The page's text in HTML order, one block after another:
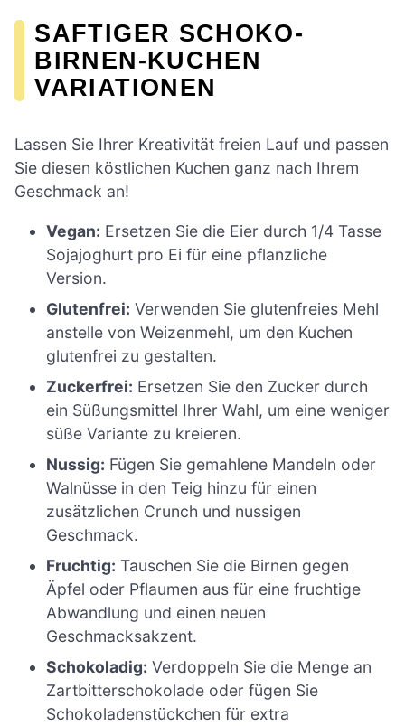
SAFTIGER SCHOKO-
BIRNEN-KUCHEN
VARIATIONEN
Lassen Sie Ihrer Kreativität freien Lauf und passen
Sie diesen köstlichen Kuchen ganz nach Ihrem
Geschmack an!
Vegan: Ersetzen Sie die Eier durch 1/4 Tasse
Sojajoghurt pro Ei für eine pflanzliche
Version.
Glutenfrei: Verwenden Sie glutenfreies Mehl
anstelle von Weizenmehl, um den Kuchen
glutenfrei zu gestalten.
Zuckerfrei: Ersetzen Sie den Zucker durch
ein Süßungsmittel Ihrer Wahl, um eine weniger
süße Variante zu kreieren.
Nussig: Fügen Sie gemahlene Mandeln oder
Walnüsse in den Teig hinzu für einen
zusätzlichen Crunch und nussigen
Geschmack.
Fruchtig: Tauschen Sie die Birnen gegen
Äpfel oder Pflaumen aus für eine fruchtige
Abwandlung und einen neuen
Geschmacksakzent.
Schokoladig: Verdoppeln Sie die Menge an
Zartbitterschokolade oder fügen Sie
Schokoladenstückchen für extra